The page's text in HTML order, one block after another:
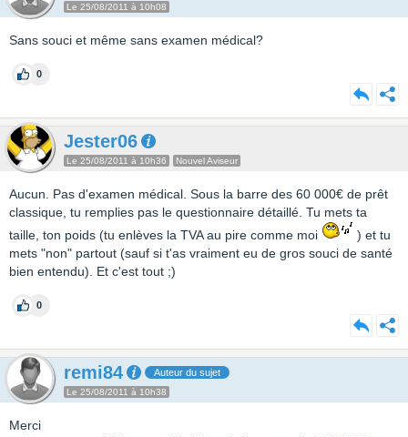
Le 25/08/2011 à 10h08
Sans souci et même sans examen médical?
0
Jester06
Le 25/08/2011 à 10h36 Nouvel Aviseur
Aucun. Pas d'examen médical. Sous la barre des 60 000€ de prêt
classique, tu remplies pas le questionnaire détaillé. Tu mets ta
taille, ton poids (tu enlèves la TVA au pire comme moi
) et tu
mets "non" partout (sauf si t'as vraiment eu de gros souci de santé
bien entendu). Et c'est tout ;)
0
remi84 Auteur du sujet
Le 25/08/2011 à 10h38
Merci